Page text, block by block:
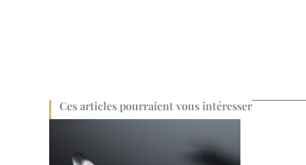
Ces articles pourraient vous intéresser